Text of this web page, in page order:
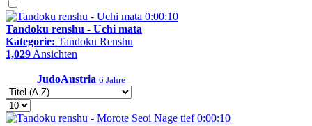
0:00:10
Tandoku renshu - Uchi mata
Kategorie: Tandoku Renshu
1,029Ansichten
JudoAustria 6 Jahre
0:00:10